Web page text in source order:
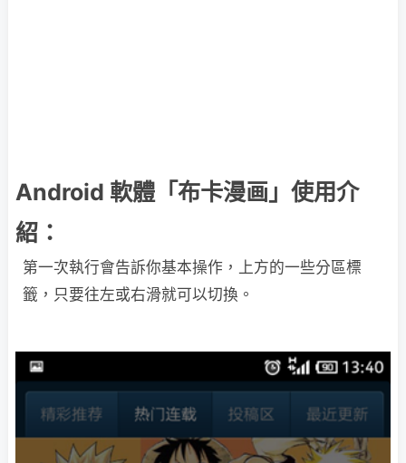
Android 軟體「布卡漫画」使用介
紹：
第一次執行會告訴你基本操作，上方的一些分區標
籤，只要往左或右滑就可以切換。